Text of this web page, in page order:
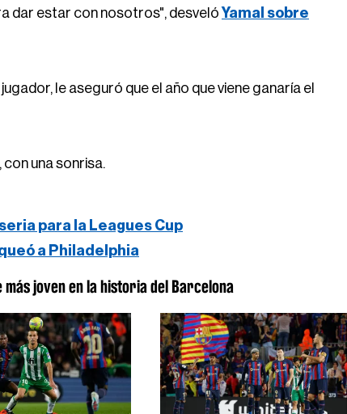
dar estar con nosotros", desveló Yamal sobre
le aseguró que el año que viene ganaría el
una sonrisa.
para la Leagues Cup
a Philadelphia
más joven en la historia del Barcelona